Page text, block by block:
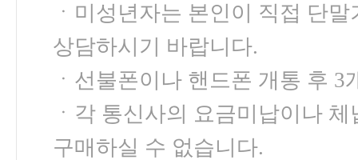
ㆍ미성년자는 본인이 직접 단
상담하시기 바랍니다.
ㆍ선불폰이나 핸드폰 개통 후
ㆍ각 통신사의 요금미납이나
구매하실 수 없습니다.